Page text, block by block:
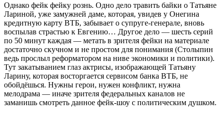
Однако фейк фейку рознь. Одно дело травить байки о Татьяне
Лариной, уже замужней даме, которая, увидев у Онегина
кредитную карту ВТБ, забывает о супруге-генерале, вновь
воспылав страстью к Евгению… Другое дело — шесть серий
по 50 минут каждая — метать в зрителя фейки на материале
достаточно скучном и не простом для понимания (Столыпин
ведь прослыл реформатором на ниве экономики и политики).
Тут закатыванием глаз актрисы, изображающей Татьяну
Ларину, которая восторгается сервисом банка ВТБ, не
обойдёшься. Нужны герои, нужен конфликт, нужна
мелодрама — иначе зрителя федеральных каналов не
заманишь смотреть данное фейк-шоу с политическим душком.